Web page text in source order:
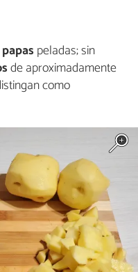
papas peladas; sin
de aproximadamente
como